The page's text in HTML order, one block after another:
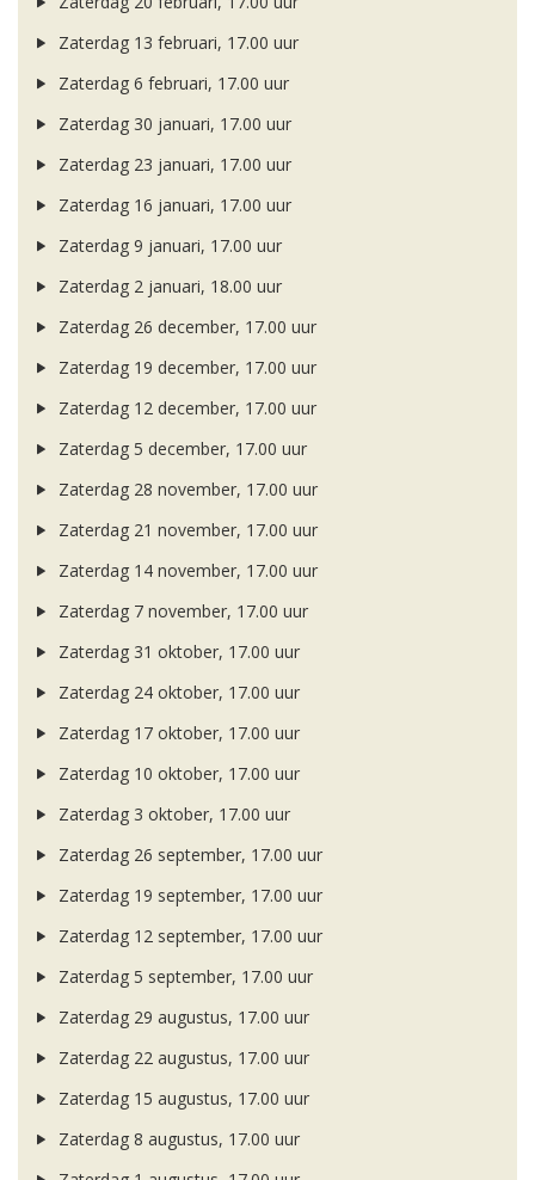
Zaterdag 13 februari, 17.00 uur
Zaterdag 6 februari, 17.00 uur
Zaterdag 30 januari, 17.00 uur
Zaterdag 23 januari, 17.00 uur
Zaterdag 16 januari, 17.00 uur
Zaterdag 9 januari, 17.00 uur
Zaterdag 2 januari, 18.00 uur
Zaterdag 26 december, 17.00 uur
Zaterdag 19 december, 17.00 uur
Zaterdag 12 december, 17.00 uur
Zaterdag 5 december, 17.00 uur
Zaterdag 28 november, 17.00 uur
Zaterdag 21 november, 17.00 uur
Zaterdag 14 november, 17.00 uur
Zaterdag 7 november, 17.00 uur
Zaterdag 31 oktober, 17.00 uur
Zaterdag 24 oktober, 17.00 uur
Zaterdag 17 oktober, 17.00 uur
Zaterdag 10 oktober, 17.00 uur
Zaterdag 3 oktober, 17.00 uur
Zaterdag 26 september, 17.00 uur
Zaterdag 19 september, 17.00 uur
Zaterdag 12 september, 17.00 uur
Zaterdag 5 september, 17.00 uur
Zaterdag 29 augustus, 17.00 uur
Zaterdag 22 augustus, 17.00 uur
Zaterdag 15 augustus, 17.00 uur
Zaterdag 8 augustus, 17.00 uur